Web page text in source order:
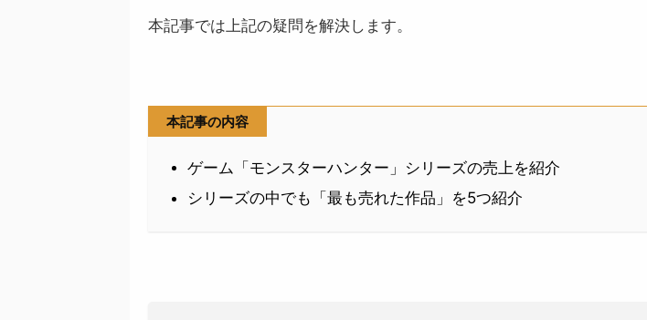
本記事では上記の疑問を解決します。
本記事の内容
ゲーム「モンスターハンター」シリーズの売上を紹介
シリーズの中でも「最も売れた作品」を5つ紹介